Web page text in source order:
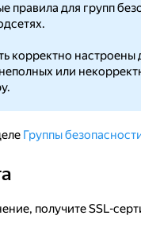
правила для групп
корректно настроены
или
Группы
получите SSL-